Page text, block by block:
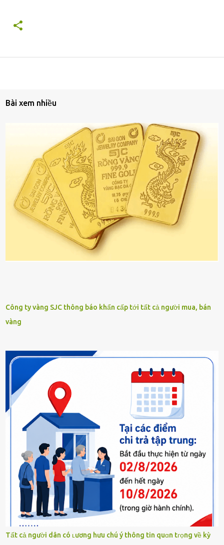
Bài xem nhiều
Công ty vàng SJC thông báo khẩn cấp tới tất cả người mua, bán
vàng
Tất cả người dân có ʟương hưu chú ý thông tin quɑn tɾọng về kỳ